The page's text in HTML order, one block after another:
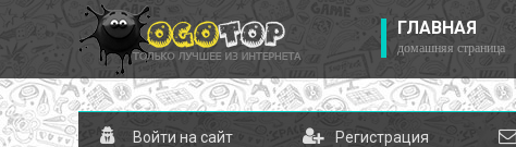
ГЛАВНАЯ
домашняя страница
Войти на сайт Регистрация